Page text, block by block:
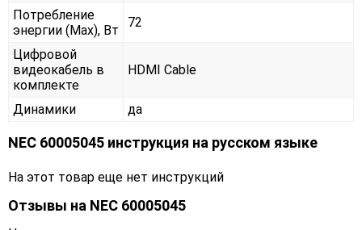
Потребление
энергии (Max), Вт
72
Цифровой
видеокабель в
комплекте
HDMI Cable
Динамики да
NEC 60005045 инструкция на русском языке
На этот товар еще нет инструкций
Отзывы на NEC 60005045